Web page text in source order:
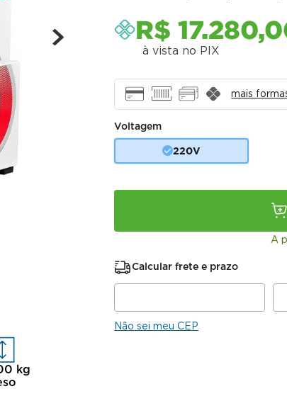
kg
R$ 17.280,
à vista no PIX
mais
Voltagem
220V
A
Calcular frete e prazo
Não sei meu CEP